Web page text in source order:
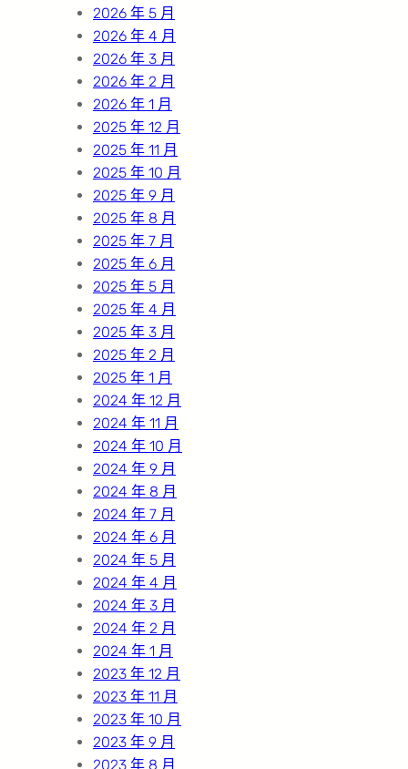
2026 年 5 月
2026 年 4 月
2026 年 3 月
2026 年 2 月
2026 年 1 月
2025 年 12 月
2025 年 11 月
2025 年 10 月
2025 年 9 月
2025 年 8 月
2025 年 7 月
2025 年 6 月
2025 年 5 月
2025 年 4 月
2025 年 3 月
2025 年 2 月
2025 年 1 月
2024 年 12 月
2024 年 11 月
2024 年 10 月
2024 年 9 月
2024 年 8 月
2024 年 7 月
2024 年 6 月
2024 年 5 月
2024 年 4 月
2024 年 3 月
2024 年 2 月
2024 年 1 月
2023 年 12 月
2023 年 11 月
2023 年 10 月
2023 年 9 月
2023 年 8 月